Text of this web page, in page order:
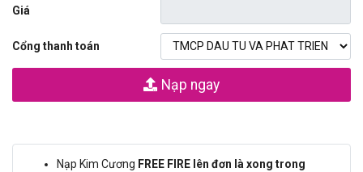
Giá
Cổng thanh toán
Nạp ngay
Nạp Kim Cương FREE FIRE lên đơn là xong trong